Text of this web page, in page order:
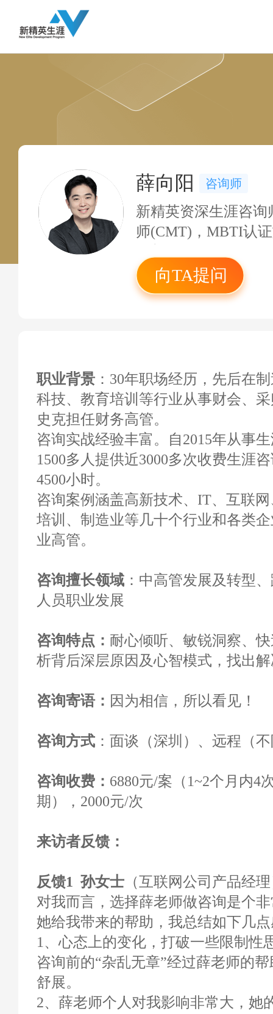
薛向阳 咨询师
新精英资深生涯咨
师(CMT)，MBTI认
计师，CICPA中国注
法务会计师，C.P.M.
向TA提问
职业背景 ：30年职场经历，先后在
科技、教育培训等行业从事财会、
史克担任财务高管。
咨询实战经验丰富。自2015年从事
1500多人提供近3000多次收费生涯
4500小时。
咨询案例涵盖高新技术、IT、互联
培训、制造业等几十个行业和各类
业高管。
咨询擅长领域 ：中高管发展及转型
人员职业发展
咨询特点： 耐心倾听、敏锐洞察、
析背后深层原因及心智模式，找出
咨询寄语： 因为相信，所以看见！
咨询方式 ：面谈（深圳）、远程（
咨询收费 ： 6880元/案（1~2个月内4
期），2000元/次
来访者反馈：
反馈1 孙女士 （互联网公司产品经
对我而言，选择薛老师做咨询是个
她给我带来的帮助，我总结如下几
1、心态上的变化，打破一些限制性
咨询前的“杂乱无章”经过薛老师的
舒展。
2、薛老师个人对我影响非常大，她